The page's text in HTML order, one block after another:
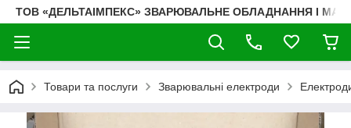
ТОВ «ДЕЛЬТАІМПЕКС» ЗВАРЮВАЛЬНЕ ОБЛАДНАННЯ І
Товари та послуги Зварювальні електроди